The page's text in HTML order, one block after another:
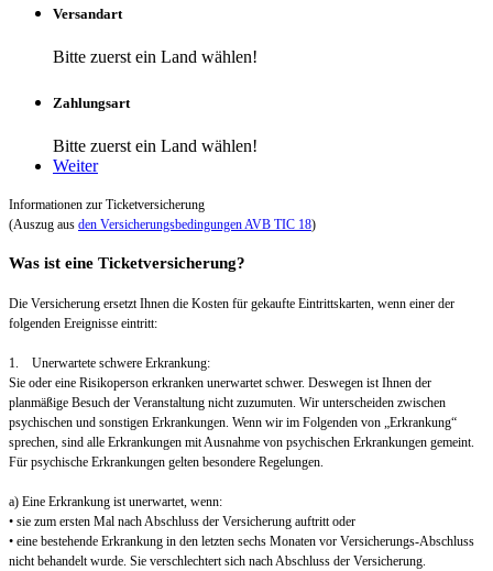
Versandart
Bitte zuerst ein Land wählen!
Zahlungsart
Bitte zuerst ein Land wählen!
Weiter
Informationen zur Ticketversicherung
(Auszug aus den Versicherungsbedingungen AVB TIC 18)
Was ist eine Ticketversicherung?
Die Versicherung ersetzt Ihnen die Kosten für gekaufte Eintrittskarten, wenn einer der
folgenden Ereignisse eintritt:
1. Unerwartete schwere Erkrankung:
Sie oder eine Risikoperson erkranken unerwartet schwer. Deswegen ist Ihnen der
planmäßige Besuch der Veranstaltung nicht zuzumuten. Wir unterscheiden zwischen
psychischen und sonstigen Erkrankungen. Wenn wir im Folgenden von „Erkrankung“
sprechen, sind alle Erkrankungen mit Ausnahme von psychischen Erkrankungen gemeint.
Für psychische Erkrankungen gelten besondere Regelungen.
a) Eine Erkrankung ist unerwartet, wenn:
• sie zum ersten Mal nach Abschluss der Versicherung auftritt oder
• eine bestehende Erkrankung in den letzten sechs Monaten vor Versicherungs-Abschluss
nicht behandelt wurde. Sie verschlechtert sich nach Abschluss der Versicherung.